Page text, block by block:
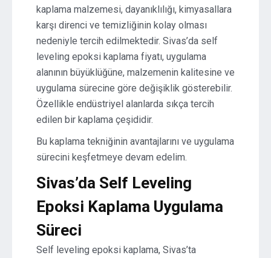
kaplama malzemesi, dayanıklılığı, kimyasallara
karşı direnci ve temizliğinin kolay olması
nedeniyle tercih edilmektedir. Sivas’da self
leveling epoksi kaplama fiyatı, uygulama
alanının büyüklüğüne, malzemenin kalitesine ve
uygulama sürecine göre değişiklik gösterebilir.
Özellikle endüstriyel alanlarda sıkça tercih
edilen bir kaplama çeşididir.
Bu kaplama tekniğinin avantajlarını ve uygulama
sürecini keşfetmeye devam edelim.
Sivas’da Self Leveling
Epoksi Kaplama Uygulama
Süreci
Self leveling epoksi kaplama, Sivas’ta